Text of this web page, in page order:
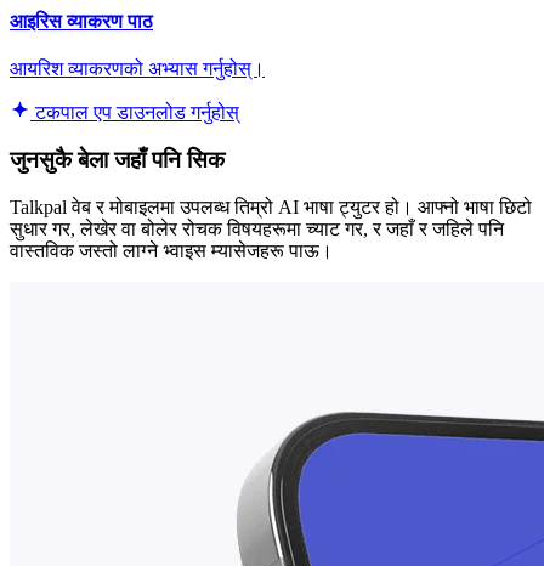
आइरिस व्याकरण पाठ
आयरिश व्याकरणको अभ्यास गर्नुहोस्।
टकपाल एप डाउनलोड गर्नुहोस्
जुनसुकै बेला जहाँ पनि सिक
Talkpal वेब र मोबाइलमा उपलब्ध तिम्रो AI भाषा ट्युटर हो। आफ्नो भाषा छिटो
सुधार गर, लेखेर वा बोलेर रोचक विषयहरूमा च्याट गर, र जहाँ र जहिले पनि
वास्तविक जस्तो लाग्ने भ्वाइस म्यासेजहरू पाऊ।